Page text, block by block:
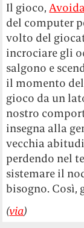
Il gioco,
del computer
volto del
incrociare gli
salgono e
il momento del
gioco da un
nostro
insegna alla
vecchia
perdendo nel
sistemare il
bisogno. Così,
(via)